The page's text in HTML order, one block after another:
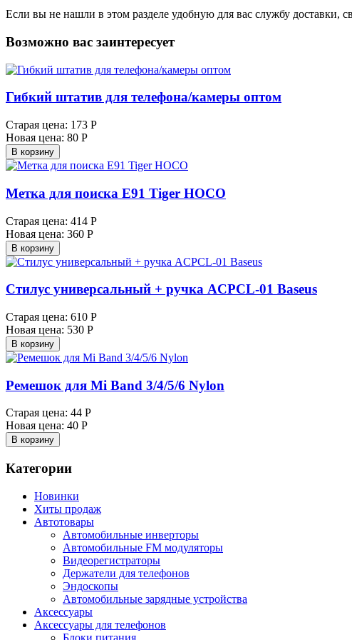
Если вы не нашли в этом разделе удобную для вас службу
Возможно вас заинтересует
Гибкий штатив для телефона/камеры оптом
Старая цена: 173 Р
Новая цена: 80 Р
В корзину
Метка для поиска E91 Tiger HOCO
Старая цена: 414 Р
Новая цена: 360 Р
В корзину
Стилус универсальный + ручка ACPCL-01 Baseus
Старая цена: 610 Р
Новая цена: 530 Р
В корзину
Ремешок для Mi Band 3/4/5/6 Nylon
Старая цена: 44 Р
Новая цена: 40 Р
В корзину
Категории
Новинки
Хиты продаж
Автотовары
Автомобильные инверторы
Автомобильные FM модуляторы
Видеорегистраторы
Держатели для телефонов
Эндоскопы
Автомобильные зарядные устройства
Аксессуары
Аксессуары для телефонов
Блоки питания